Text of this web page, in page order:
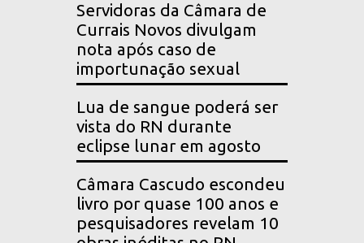
Servidoras da Câmara de
Currais Novos divulgam
nota após caso de
importunação sexual
Lua de sangue poderá ser
vista do RN durante
eclipse lunar em agosto
Câmara Cascudo escondeu
livro por quase 100 anos e
pesquisadores revelam 10